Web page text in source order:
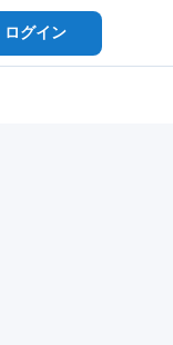
ログイン